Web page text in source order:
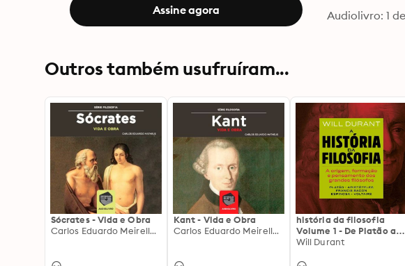
Assine agora
Audiolivro: 1
Outros também usufruíram...
Sócrates - Vida e Obra
Carlos Eduardo Meirelles Matheus
Kant - Vida e Obra
Carlos Eduardo Meirelles Matheus
história da filosofia
Volume 1 - De Platão a
Voltaire, A: De Platão a
Will Durant